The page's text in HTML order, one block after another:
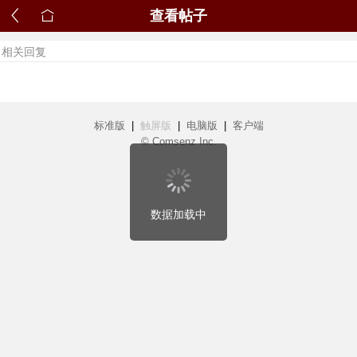
相关回复
标准版 触屏版 电脑版
客户端
© Comsenz Inc.
查看帖子
数据加载中